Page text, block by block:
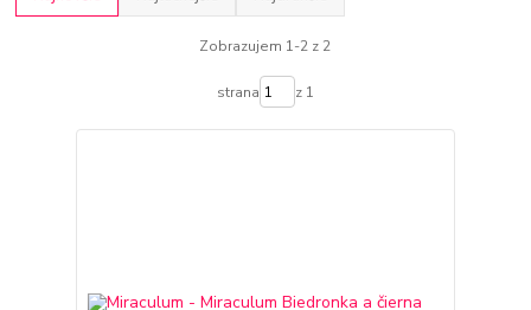
Zobrazujem 1-2 z 2
strana z 1